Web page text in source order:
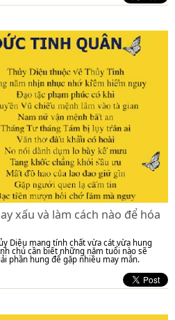
xấu và làm cách nào để hóa
Diệu mang tính chất vừa cát vừa hung
chủ cần biết những năm tuổi nào sẽ
phần hung để gặp nhiều may mắn.